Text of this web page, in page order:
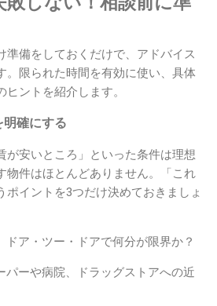
準備をしておくだけで、アドバイス
。限られた時間を有効に使い、具体
ントを紹介します。
明確にする
が安いところ」といった条件は理想
物件はほとんどありません。「これ
ポイントを3つだけ決めておきましょ
ドア・ツー・ドアで何分が限界か？
パーや病院、ドラッグストアへの近